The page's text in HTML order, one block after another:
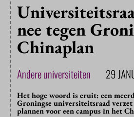
nee tegen
Chinaplan
Andere universiteiten 29
Het hoge woord is eruit: een
Groningse universiteitsraad verzet
plannen voor een campus in het